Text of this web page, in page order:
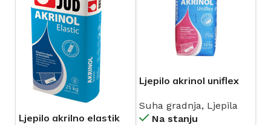
Ljepilo akrilno elastik
Ljepilo akrinol uniflex
Suha gradnja, Ljepila
Na stanju